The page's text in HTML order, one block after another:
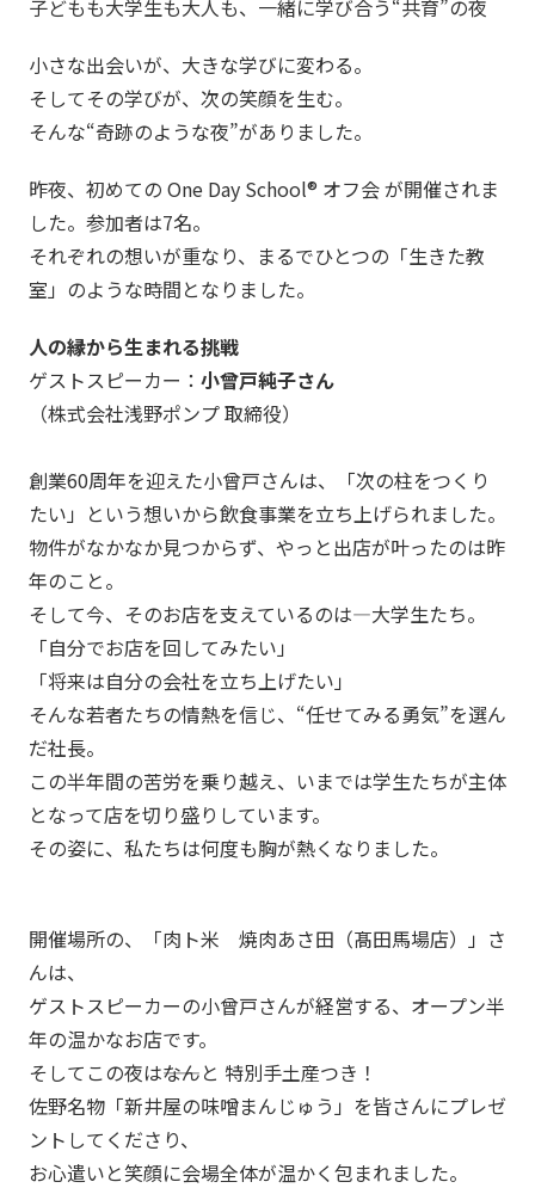
子どもも大学生も大人も、一緒に学び合う“共育”の夜
小さな出会いが、大きな学びに変わる。
そしてその学びが、次の笑顔を生む。
そんな“奇跡のような夜”がありました。
昨夜、初めての One Day School® オフ会 が開催されま
した。参加者は7名。
それぞれの想いが重なり、まるでひとつの「生きた教
室」のような時間となりました。
人の縁から生まれる挑戦
ゲストスピーカー： 小曾戸純子さん
（株式会社浅野ポンプ 取締役）
創業60周年を迎えた小曾戸さんは、「次の柱をつくり
たい」という想いから飲食事業を立ち上げられました。
物件がなかなか見つからず、やっと出店が叶ったのは昨
年のこと。
そして今、そのお店を支えているのは―大学生たち。
「自分でお店を回してみたい」
「将来は自分の会社を立ち上げたい」
そんな若者たちの情熱を信じ、“任せてみる勇気”を選ん
だ社長。
この半年間の苦労を乗り越え、いまでは学生たちが主体
となって店を切り盛りしています。
その姿に、私たちは何度も胸が熱くなりました。
開催場所の、「肉ト米 焼肉あさ田（髙田馬場店）」さ
んは、
ゲストスピーカーの小曾戸さんが経営する、オープン半
年の温かなお店です。
そしてこの夜は――なんと 特別手土産つき！
佐野名物「新井屋の味噌まんじゅう」を皆さんにプレゼ
ントしてくださり、
お心遣いと笑顔に会場全体が温かく包まれました。